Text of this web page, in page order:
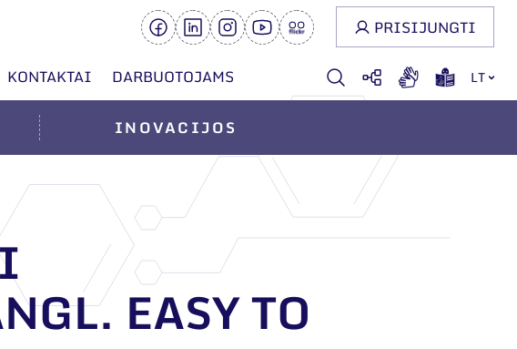
KONTAKTAI DARBUOTOJAMS LT
PRISIJUNGTI
INOVACIJOS
EASY TO